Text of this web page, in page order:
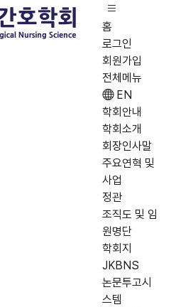
홈
로그인
회원가입
전체메뉴
EN
학회안내
학회소개
회장인사말
주요연혁 및
사업
정관
조직도 및 임
원명단
학회지
JKBNS
논문투고시
스템